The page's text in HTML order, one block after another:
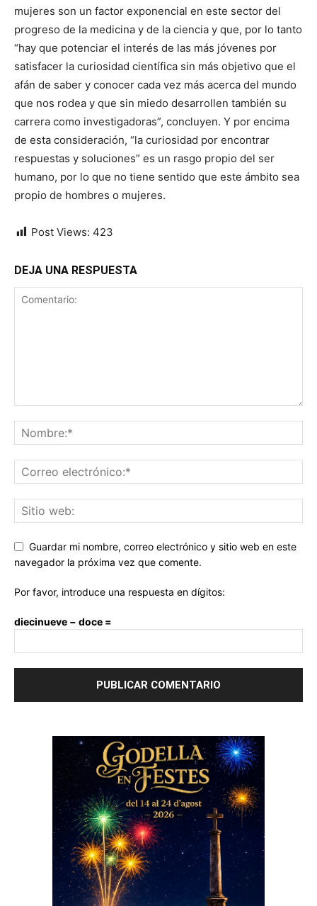
mujeres son un factor exponencial en este sector del
progreso de la medicina y de la ciencia y que, por lo tanto
“hay que potenciar el interés de las más jóvenes por
satisfacer la curiosidad científica sin más objetivo que el
afán de saber y conocer cada vez más acerca del mundo
que nos rodea y que sin miedo desarrollen también su
carrera como investigadoras”, concluyen. Y por encima
de esta consideración, “la curiosidad por encontrar
respuestas y soluciones” es un rasgo propio del ser
humano, por lo que no tiene sentido que este ámbito sea
propio de hombres o mujeres.
Post Views: 423
DEJA UNA RESPUESTA
Guardar mi nombre, correo electrónico y sitio web en este
navegador la próxima vez que comente.
Por favor, introduce una respuesta en dígitos:
diecinueve − doce =